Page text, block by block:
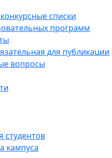
списки
программ
для публикации
вопросы
студентов
кампуса